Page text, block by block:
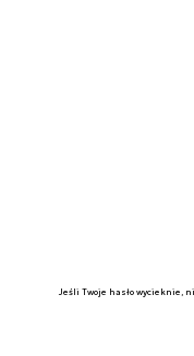
Jeśli Twoje hasło wycieknie,